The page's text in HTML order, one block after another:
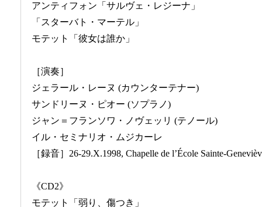
アンティフォン「サルヴェ・レジーナ」
「スターバト・マーテル」
モテット「彼女は誰か」
［演奏］
ジェラール・レーヌ (カウンターテナー)
サンドリーヌ・ピオー (ソプラノ)
ジャン＝フランソワ・ノヴェッリ (テノール)
イル・セミナリオ・ムジカーレ
［録音］26-29.X.1998, Chapelle de l’École Sainte-
《CD2》
モテット「弱り、傷つき」